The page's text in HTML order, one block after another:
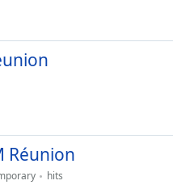
Réunion
hits